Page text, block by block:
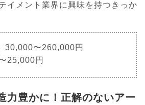
イメント業界に興味を持つきっか
30,000〜260,000円
25,000円
力豊かに！正解のないアー